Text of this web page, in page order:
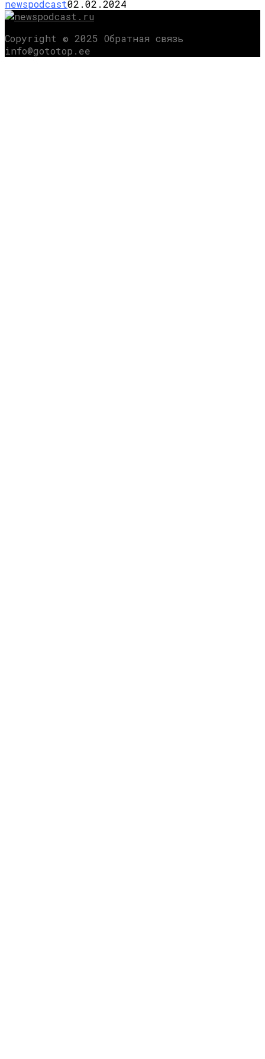
newspodcast02.02.2024
Copyright © 2025 Обратная связь
info@gototop.ee